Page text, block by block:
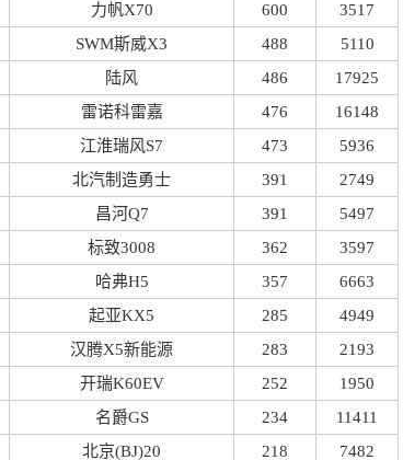
力帆X70 600
3517
SWM斯威X3 488
5110
陆风 486
17925
雷诺科雷嘉 476
16148
江淮瑞风S7 473
5936
北汽制造勇士 391
2749
昌河Q7 391
5497
标致3008 362
3597
哈弗H5 357
6663
起亚KX5 285
4949
汉腾X5新能源 283
2193
开瑞K60EV 252
1950
名爵GS 234
11411
北京(BJ)20 218 7482